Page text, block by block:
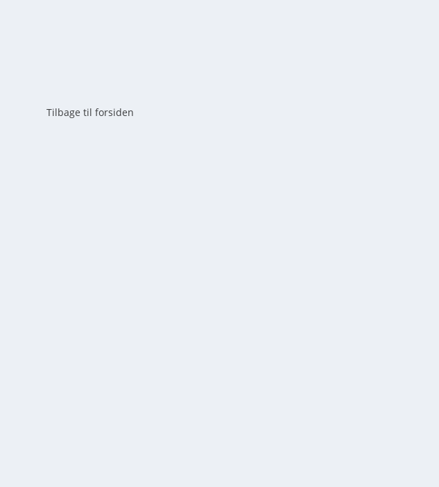
Tilbage til forsiden